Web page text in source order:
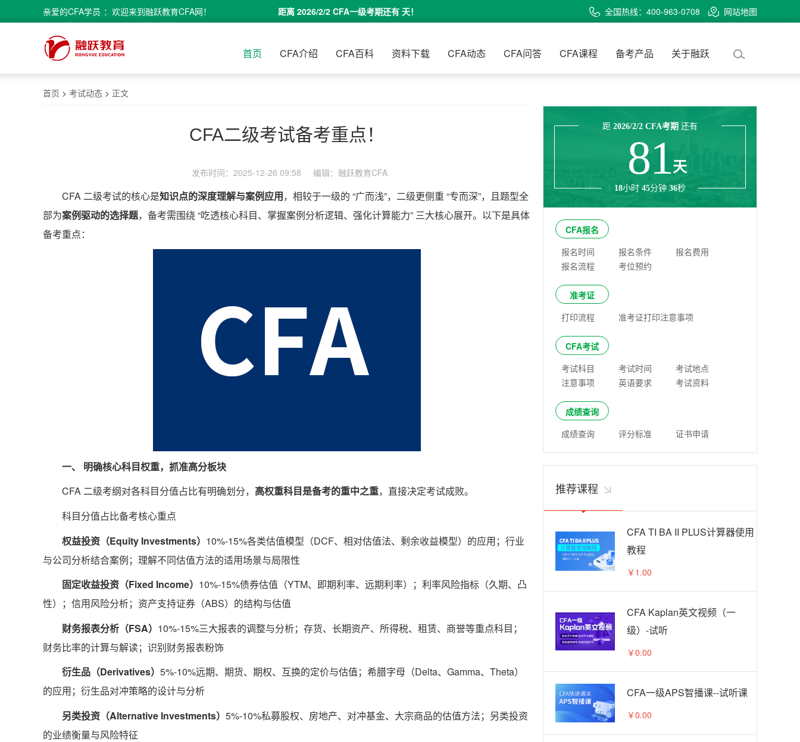
亲爱的CFA学员 ：欢迎来到融跃教育CFA网！ 距离 2026/2/2 CFA一级考期还有 天！ 全国热线：400-963-0708 网站地图
首页 CFA介绍 CFA百科 资料下载 CFA动态 CFA问答 CFA课程 备考产品 关于融跃
首页 > 考试动态 > 正文
CFA二级考试备考重点！
发布时间：2025-12-26 09:58 编辑：融跃教育CFA
CFA 二级考试的核心是知识点的深度理解与案例应用，相较于一级的 “广而浅”，二级更侧重 “专而深”，且题型全
部为案例驱动的选择题，备考需围绕 “吃透核心科目、掌握案例分析逻辑、强化计算能力” 三大核心展开。以下是具体
备考重点：
一、 明确核心科目权重，抓准高分板块
CFA 二级考纲对各科目分值占比有明确划分， 高权重科目是备考的重中之重，直接决定考试成败。
科目分值占比备考核心重点
权益投资（Equity Investments） 10%-15%各类估值模型（DCF、相对估值法、剩余收益模型）的应用；行业
与公司分析结合案例；理解不同估值方法的适用场景与局限性
固定收益投资（Fixed Income） 10%-15%债券估值（YTM、即期利率、远期利率）；利率风险指标（久期、凸
性）；信用风险分析；资产支持证券（ABS）的结构与估值
财务报表分析（FSA） 10%-15%三大报表的调整与分析；存货、长期资产、所得税、租赁、商誉等重点科目；
财务比率的计算与解读；识别财务报表粉饰
衍生品（Derivatives） 5%-10%远期、期货、期权、互换的定价与估值；希腊字母（Delta、Gamma、Theta）
的应用；衍生品对冲策略的设计与分析
另类投资（Alternative Investments） 5%-10%私募股权、房地产、对冲基金、大宗商品的估值方法；另类投资
的业绩衡量与风险特征
距 2026/2/2 CFA考期 还有
81天
18小时 45分钟 36秒
CFA报名
报名时间
报名条件
报名费用
报名流程
考位预约
准考证
打印流程
准考证打印注意事项
CFA考试
考试科目
考试时间
考试地点
注意事项
英语要求 考试资料
成绩查询
成绩查询
评分标准 证书申请
推荐课程
CFA TI BA II PLUS计算器使用
教程
￥1.00
CFA Kaplan英文视频（一
级）-试听
￥0.00
CFA一级APS智播课--试听课
￥0.00